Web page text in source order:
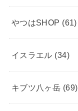
やつはSHOP (61)
イスラエル (34)
キブツ八ヶ岳 (69)